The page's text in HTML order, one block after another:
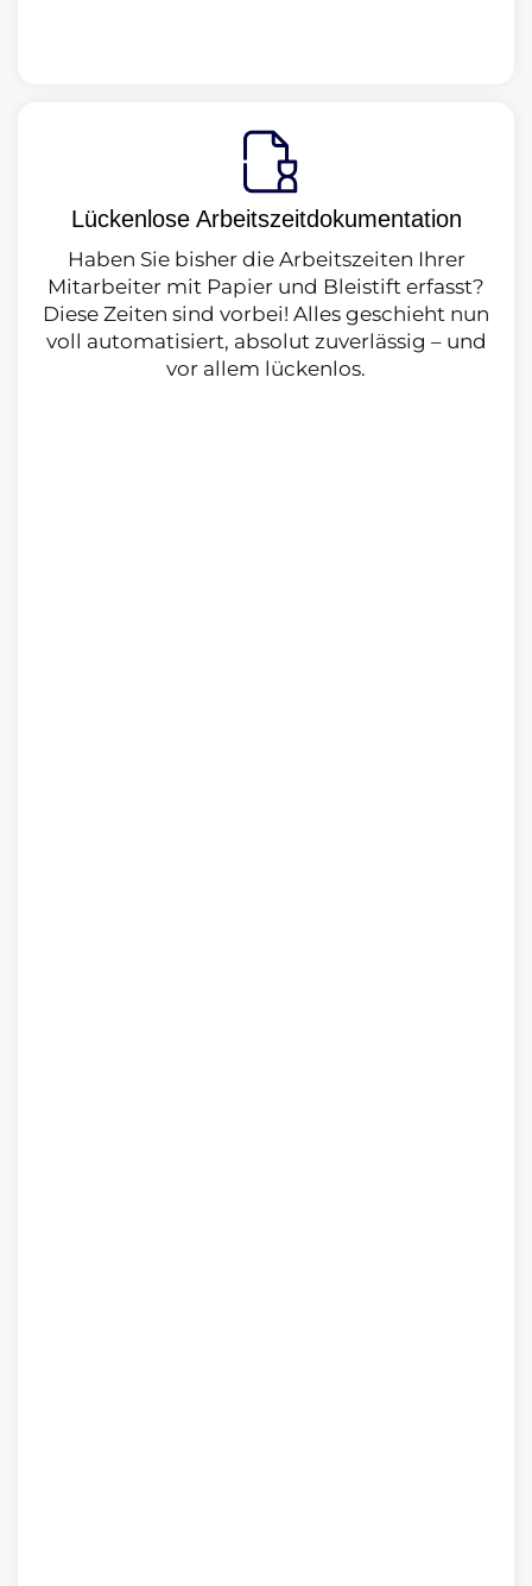
Lückenlose Arbeitszeitdokumentation
Haben Sie bisher die Arbeitszeiten Ihrer
Mitarbeiter mit Papier und Bleistift erfasst?
Diese Zeiten sind vorbei! Alles geschieht nun
voll automatisiert, absolut zuverlässig – und
vor allem lückenlos.